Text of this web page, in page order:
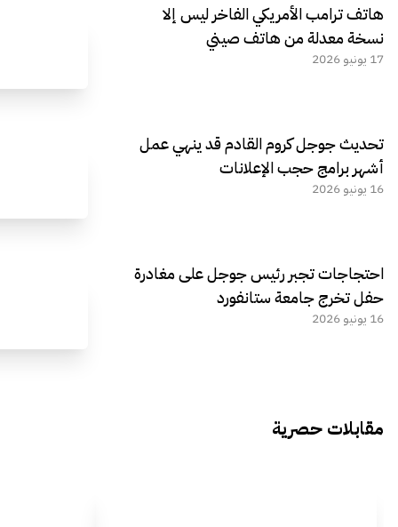
هاتف ترامب الأمريكي الفاخر ليس إلا
نسخة معدلة من هاتف صيني
17 يونيو 2026
تحديث جوجل كروم القادم قد ينهي عمل
أشهر برامج حجب الإعلانات
16 يونيو 2026
احتجاجات تجبر رئيس جوجل على مغادرة
حفل تخرج جامعة ستانفورد
16 يونيو 2026
مقابلات حصرية